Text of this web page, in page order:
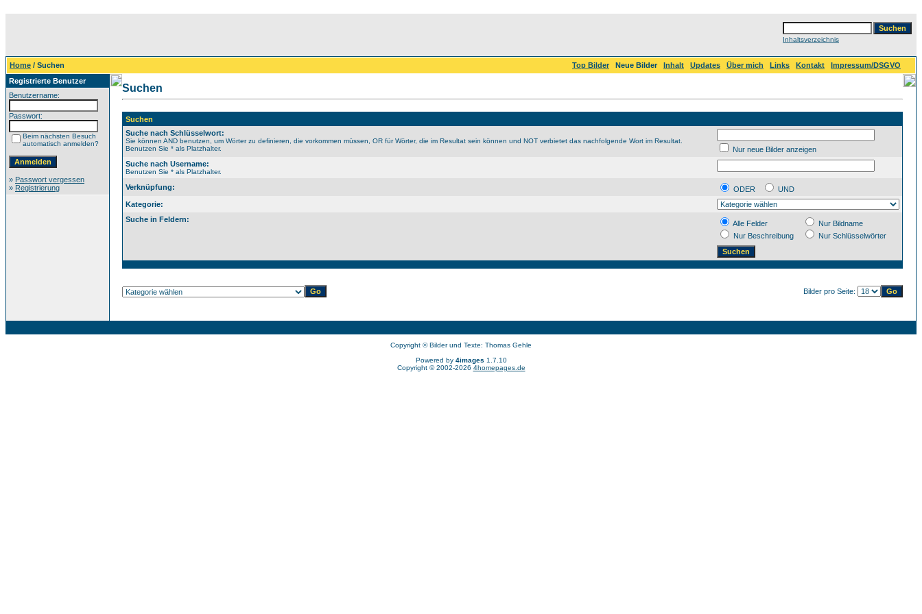
Inhaltsverzeichnis
Home / Suchen Top Bilder Neue Bilder Inhalt Updates Über mich Links Kontakt
Impressum/DSGVO
Registrierte Benutzer
Benutzername:
Passwort:
Beim nächsten Besuch
automatisch anmelden?
» Passwort vergessen
» Registrierung
Suchen
Suchen
Suche nach Schlüsselwort:
Sie können AND benutzen, um Wörter zu definieren, die vorkommen müssen, OR für Wörter, die im Resultat sein können und NOT verbietet das nachfolgende Wort im Resultat.
Benutzen Sie * als Platzhalter.
Nur neue Bilder anzeigen
Suche nach Username:
Benutzen Sie * als Platzhalter.
Verknüpfung: ODER
UND
Kategorie:
Suche in Feldern:
Alle Felder
Nur Bildname
Nur Beschreibung
Nur Schlüsselwörter
Bilder pro Seite:
Copyright © Bilder und Texte: Thomas Gehle
Powered by 4images 1.7.10
Copyright © 2002-2026 4homepages.de